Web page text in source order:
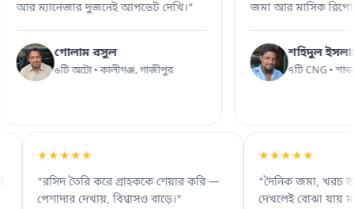
আর ম্যানেজার দুজনেই আপডেট দেখি।"
গোলাম রসুল
৬টি অটো • কালীগঞ্জ, গাজীপুর
জমা আর
তৈরি করে গ্রাহককে শেয়ার করি —
দেখায়, বিশ্বাসও বাড়ে।"
★★★★★
"দৈনিক জমা, খরচ আর লাভ —
দেখলেই বোঝা যায় মাসটা